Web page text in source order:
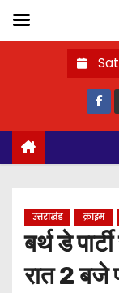
o
उत्तराखंड क्राइम
बर्थ डे
रात 2 बजे